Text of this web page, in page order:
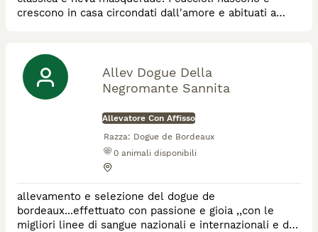
crescono in casa circondati dall'amore e abituati a
Allev Dogue Della
Negromante Sannita
Allevatore Con Affisso
Razza: Dogue de Bordeaux
0 animali disponibili
allevamento e selezione del dogue de
bordeaux...effettuato con passione e gioia ,,con le
migliori linee di sangue nazionali e internazionali e da